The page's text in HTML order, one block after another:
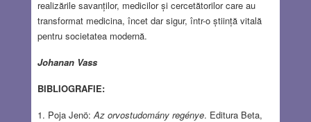
realizările savanților, medicilor și cercetătorilor care au
transformat medicina, încet dar sigur, într-o știință vitală
pentru societatea modernă.
Johanan Vass
BIBLIOGRAFIE:
1. Poja Jenö: Az orvostudomány regénye. Editura Beta,